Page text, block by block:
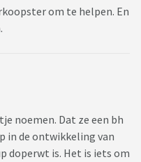
om te helpen. En
noemen. Dat ze een bh
in de ontwikkeling van
doperwt is. Het is iets om